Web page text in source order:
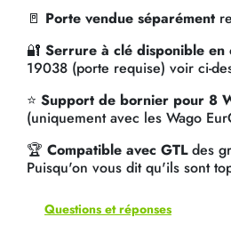
🚪 Porte vendue séparément
🔐 Serrure à clé disponible en
19038 (porte requise) voir ci-
⭐ Support de bornier pour 8
(uniquement avec les Wago
🏆 Compatible avec GTLdes
Puisqu'on vous dit qu'ils sont
Questions et réponses